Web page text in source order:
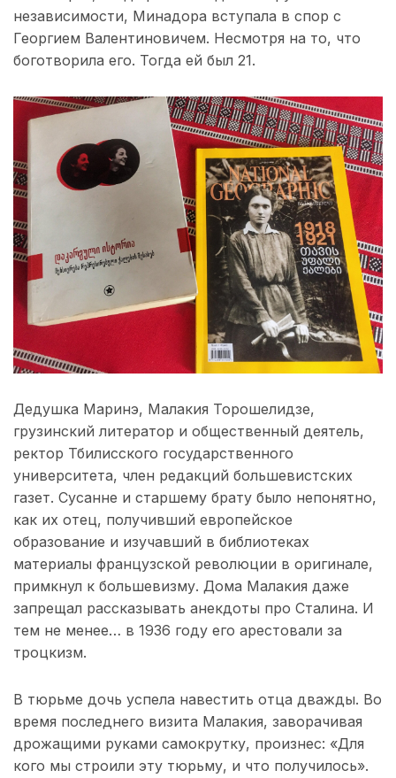
независимости, Минадора вступала в спор с
Георгием Валентиновичем. Несмотря на то, что
боготворила его. Тогда ей был 21.
Дедушка Маринэ, Малакия Торошелидзе,
грузинский литератор и общественный деятель,
ректор Тбилисского государственного
университета, член редакций большевистских
газет. Сусанне и старшему брату было непонятно,
как их отец, получивший европейское
образование и изучавший в библиотеках
материалы французской революции в оригинале,
примкнул к большевизму. Дома Малакия даже
запрещал рассказывать анекдоты про Сталина. И
тем не менее… в 1936 году его арестовали за
троцкизм.
В тюрьме дочь успела навестить отца дважды. Во
время последнего визита Малакия, заворачивая
дрожащими руками самокрутку, произнес: «Для
кого мы строили эту тюрьму, и что получилось».